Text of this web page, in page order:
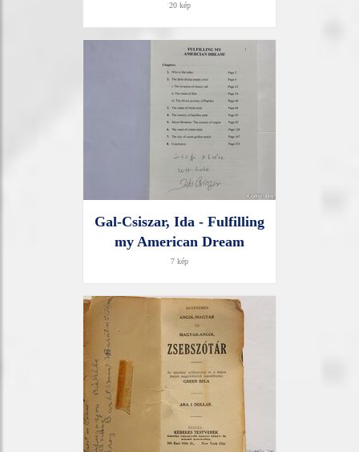
20 kép
Gal-Csiszar, Ida - Fulfilling
my American Dream
7 kép